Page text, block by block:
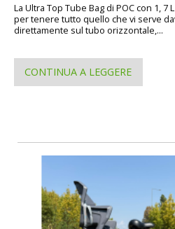
La Ultra Top Tube Bag di POC con 1,
per tenere tutto quello che vi serve
direttamente sul tubo orizzontale,...
CONTINUA A LEGGERE